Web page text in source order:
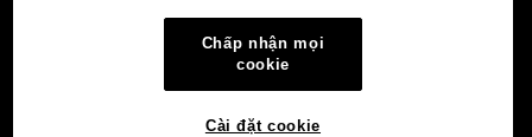
Chấp nhận mọi
cookie
Cài đặt cookie